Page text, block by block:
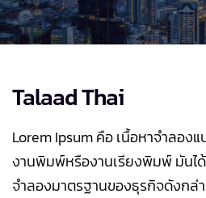
Talaad Thai
Lorem Ipsum คือ เนื้อหาจำลอง
งานพิมพ์หรืองานเรียงพิมพ์ มันไ
จำลองมาตรฐานของธุรกิจดังกล่